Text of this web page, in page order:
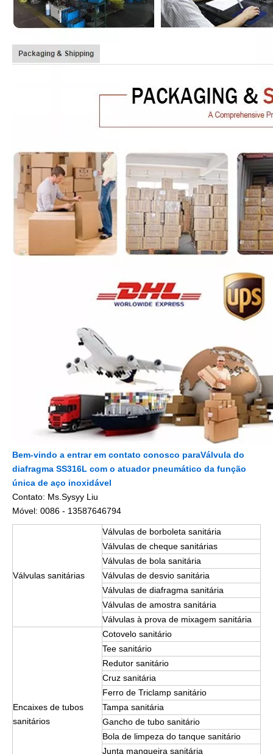
Bem-vindo a entrar em contato conosco paraVálvula do
diafragma SS316L com o atuador pneumático da função
única de aço inoxidável
Contato: Ms.Sysyy Liu
Móvel: 0086 - 13587646794
Válvulas sanitárias
Válvulas de borboleta sanitária
Válvulas de cheque sanitárias
Válvulas de bola sanitária
Válvulas de desvio sanitária
Válvulas de diafragma sanitária
Válvulas de amostra sanitária
Válvulas à prova de mixagem sanitária
Encaixes de tubos
sanitários
Cotovelo sanitário
Tee sanitário
Redutor sanitário
Cruz sanitária
Ferro de Triclamp sanitário
Tampa sanitária
Gancho de tubo sanitário
Bola de limpeza do tanque sanitário
Junta mangueira sanitária